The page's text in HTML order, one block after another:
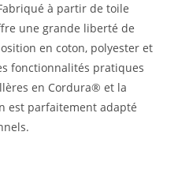
à partir de toile
une grande liberté de
en coton, polyester et
fonctionnalités pratiques
en Cordura® et la
est parfaitement adapté